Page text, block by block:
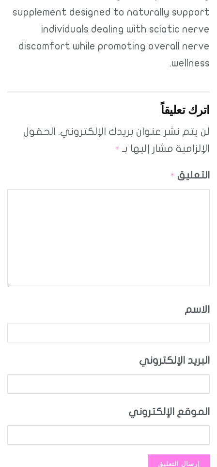
supplement designed to naturally support
individuals dealing with sciatic nerve
discomfort while promoting overall nerve
wellness.
اترك تعليقاً
لن يتم نشر عنوان بريدك الإلكتروني. الحقول
الإلزامية مشار إليها بـ *
التعليق *
الاسم
البريد الإلكتروني
الموقع الإلكتروني